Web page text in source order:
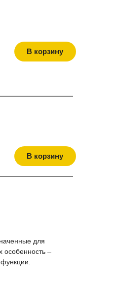
В корзину
В корзину
для
особенность –